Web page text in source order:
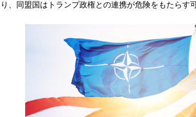
り、同盟国はトランプ政権との連携が危険をもたらす